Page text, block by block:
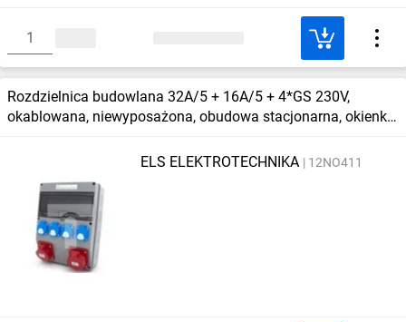
Rozdzielnica budowlana 32A/5 + 16A/5 + 4*GS 230V,
okablowana, niewyposażona, obudowa stacjonarna, okienko
ELS ELEKTROTECHNIKA
12NO411